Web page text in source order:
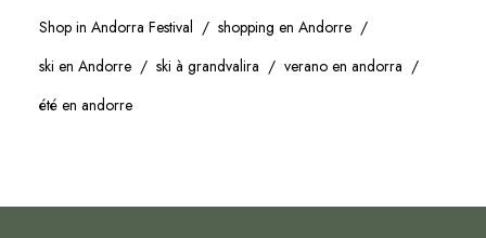
Shop in Andorra Festival
shopping en Andorre
ski en Andorre
ski à grandvalira
verano en andorra
été en andorre